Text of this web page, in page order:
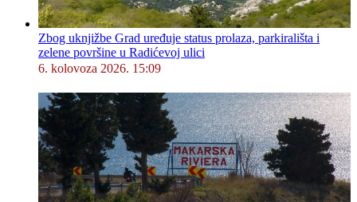
Zbog uknjižbe Grad uređuje status prolaza, parkirališta i
zelene površine u Radićevoj ulici
6. kolovoza 2026. 15:09